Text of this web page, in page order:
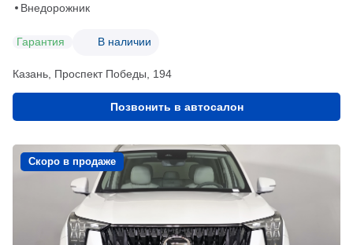
Внедорожник
Гарантия В наличии
Казань, Проспект Победы, 194
Позвонить в автосалон
Скоро в продаже